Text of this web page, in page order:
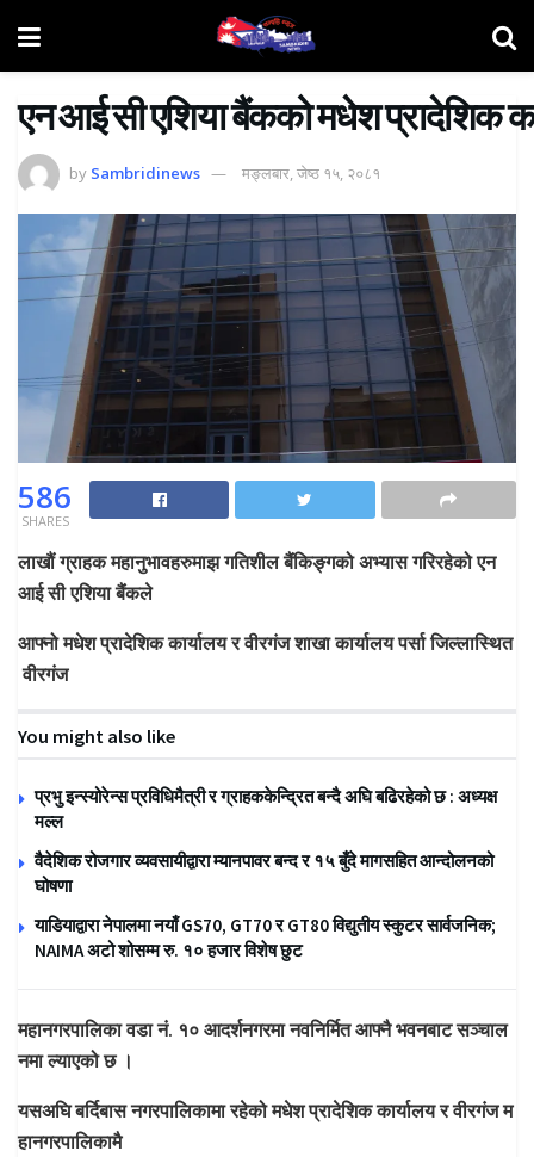
एन आई सी एशिया बैंकको मधेश प्रादेशिक
by Sambridinews मङ्लबार, जेष्ठ १५, २०८१
586
SHARES
लाखौंग्राहकमहानुभावहरुमाझगतिशीलबैंकिङ्गकोअभ्यासगरिरहेकोएन
आईसीएशियाबैंकले
आफ्नोमधेशप्रादेशिककार्यालयरवीरगंजशाखाकार्यालयपर्साजिल्लास्थित
वीरगंज
You might also like
प्रभु इन्स्योरेन्स प्रविधिमैत्री र ग्राहककेन्द्रित बन्दै अघि बढिरहेको छ : अध्यक्ष
मल्ल
वैदेशिक रोजगार व्यवसायीद्वारा म्यानपावर बन्द र १५ बुँदे मागसहित आन्दोलनको
घोषणा
याडियाद्वारा नेपालमा नयाँ GS70, GT70 र GT80 विद्युतीय स्कुटर सार्वजनिक;
NAIMA अटो शोसम्म रु. १० हजार विशेष छुट
महानगरपालिकावडानं. १०आदर्शनगरमानवनिर्मितआफ्नैभवनबाटसञ्चाल
नमाल्याएकोछ ।
यसअघिबर्दिबासनगरपालिकामारहेकोमधेशप्रादेशिककार्यालयरवीरगंजम
हानगरपालिकामै